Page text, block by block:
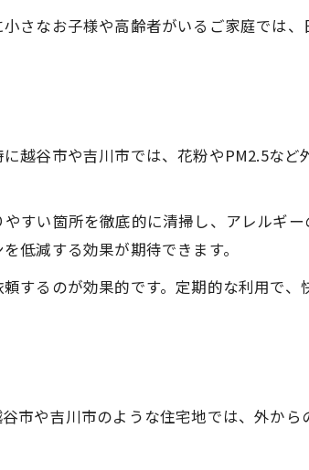
クリーニング
の特徴
をお得に
見分け方
ングの裏技
約する利点
方法
さなお子様や高齢者がいるご家庭では
越谷市や吉川市では、花粉やPM2.5など
すい箇所を徹底的に清掃し、アレルギ
低減する効果が期待できます。
するのが効果的です。定期的な利用で、
市や吉川市のような住宅地では、外から